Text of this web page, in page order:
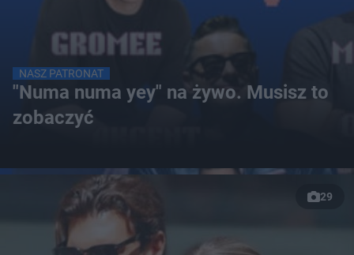
NASZ PATRONAT
"Numa numa yey" na żywo. Musisz to
zobaczyć
29